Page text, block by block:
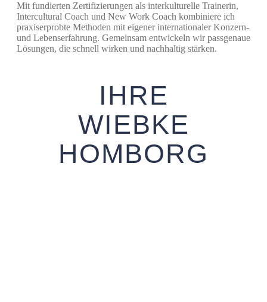
Mit fundierten Zertifizierungen als interkulturelle Trainerin,
Intercultural Coach und New Work Coach kombiniere ich
praxiserprobte Methoden mit eigener internationaler Konzern-
und Lebenserfahrung. Gemeinsam entwickeln wir passgenaue
Lösungen, die schnell wirken und nachhaltig stärken.
IHRE
WIEBKE
HOMBORG